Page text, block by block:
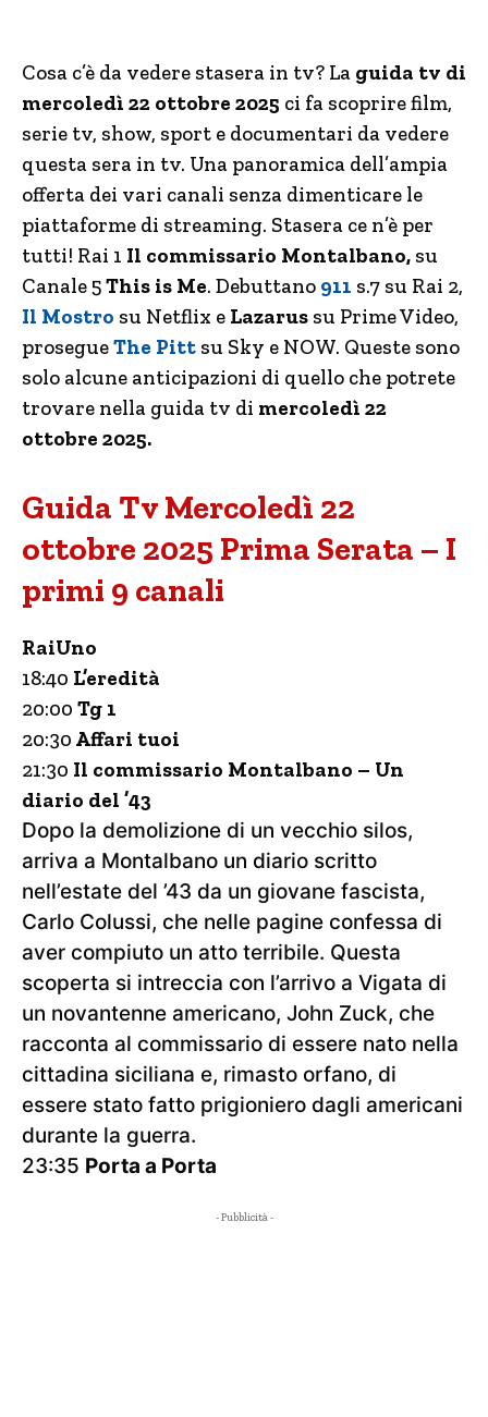
Cosa c’è da vedere stasera in tv? La guida tv di
mercoledì 22 ottobre 2025 ci fa scoprire film,
serie tv, show, sport e documentari da vedere
questa sera in tv. Una panoramica dell’ampia
offerta dei vari canali senza dimenticare le
piattaforme di streaming. Stasera ce n’è per
tutti! Rai 1 Il commissario Montalbano, su
Canale 5This is Me. Debuttano 911 s.7 su Rai 2,
Il Mostro su Netflix e Lazarus su Prime Video,
prosegueThe Pitt su Sky e NOW. Queste sono
solo alcune anticipazioni di quello che potrete
trovare nella guida tv di mercoledì 22
ottobre 2025.
Guida Tv Mercoledì 22
ottobre 2025 Prima Serata – I
primi 9 canali
RaiUno
18:40 L’eredità
20:00 Tg 1
20:30 Affari tuoi
21:30 Il commissario Montalbano – Un
diario del ’43
Dopo la demolizione di un vecchio silos,
arriva a Montalbano un diario scritto
nell’estate del ’43 da un giovane fascista,
Carlo Colussi, che nelle pagine confessa di
aver compiuto un atto terribile. Questa
scoperta si intreccia con l’arrivo a Vigata di
un novantenne americano, John Zuck, che
racconta al commissario di essere nato nella
cittadina siciliana e, rimasto orfano, di
essere stato fatto prigioniero dagli americani
durante la guerra.
23:35 Porta a Porta
- Pubblicità -